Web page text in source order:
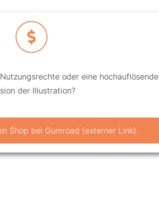
oder eine hochauflösende
der Illustration?
Shop bei Gumroad (externer Link).